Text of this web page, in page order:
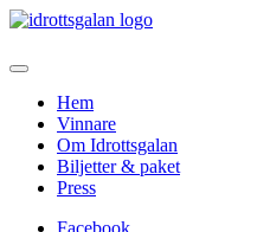
Hem
Vinnare
Om Idrottsgalan
Biljetter & paket
Press
Facebook